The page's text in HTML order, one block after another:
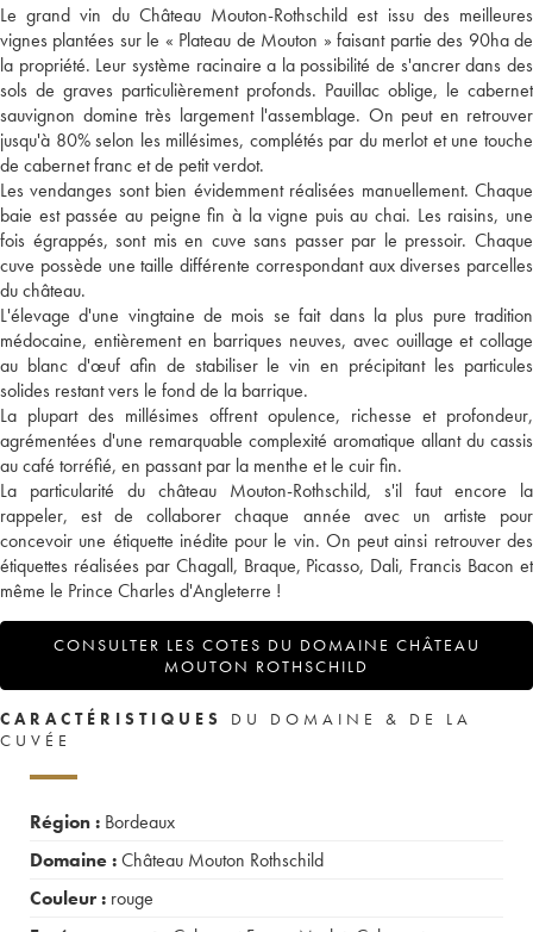
Le grand vin du Château Mouton-Rothschild est issu des meilleures
vignes plantées sur le « Plateau de Mouton » faisant partie des 90ha de
la propriété. Leur système racinaire a la possibilité de s'ancrer dans des
sols de graves particulièrement profonds. Pauillac oblige, le cabernet
sauvignon domine très largement l'assemblage. On peut en retrouver
jusqu'à 80% selon les millésimes, complétés par du merlot et une touche
de cabernet franc et de petit verdot.
Les vendanges sont bien évidemment réalisées manuellement. Chaque
baie est passée au peigne fin à la vigne puis au chai. Les raisins, une
fois égrappés, sont mis en cuve sans passer par le pressoir. Chaque
cuve possède une taille différente correspondant aux diverses parcelles
du château.
L'élevage d'une vingtaine de mois se fait dans la plus pure tradition
médocaine, entièrement en barriques neuves, avec ouillage et collage
au blanc d'œuf afin de stabiliser le vin en précipitant les particules
solides restant vers le fond de la barrique.
La plupart des millésimes offrent opulence, richesse et profondeur,
agrémentées d'une remarquable complexité aromatique allant du cassis
au café torréfié, en passant par la menthe et le cuir fin.
La particularité du château Mouton-Rothschild, s'il faut encore la
rappeler, est de collaborer chaque année avec un artiste pour
concevoir une étiquette inédite pour le vin. On peut ainsi retrouver des
étiquettes réalisées par Chagall, Braque, Picasso, Dali, Francis Bacon et
même le Prince Charles d'Angleterre !
CONSULTER LES COTES DU DOMAINE CHÂTEAU
MOUTON ROTHSCHILD
CARACTÉRISTIQUES
DU DOMAINE & DE LA
CUVÉE
Région : Bordeaux
Domaine :Château Mouton Rothschild
Couleur : rouge